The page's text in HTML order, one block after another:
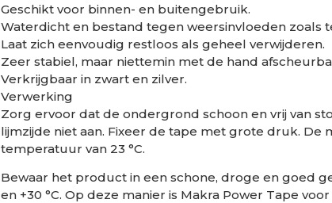
Geschikt voor binnen- en buitengebruik.
Waterdicht en bestand tegen weersinvloeden zoals
Laat zich eenvoudig restloos als geheel verwijderen.
Zeer stabiel, maar niettemin met de hand
Verkrijgbaar in zwart en zilver.
Verwerking
Zorg ervoor dat de ondergrond schoon en vrij van
lijmzijde niet aan. Fixeer de tape met grote druk.
temperatuur van 23 °C.
Bewaar het product in een schone, droge en goed
en +30 °C. Op deze manier is Makra Power Tape